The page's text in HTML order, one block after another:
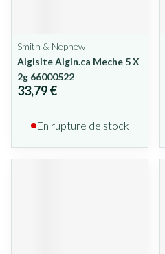
Smith & Nephew
Algisite Algin.ca Meche 5 X
2g 66000522
33,79 €
En rupture de stock